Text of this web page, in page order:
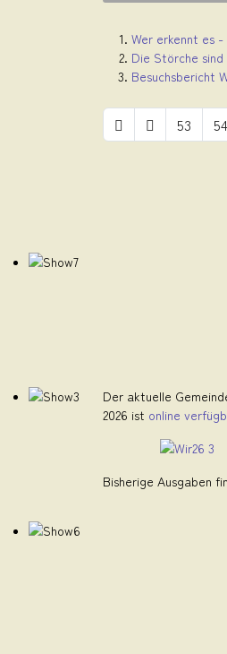
Wer erkennt es -
Die Störche sind
Besuchsbericht
53 54
Der aktuelle
2026 ist online
Bisherige Ausgaben